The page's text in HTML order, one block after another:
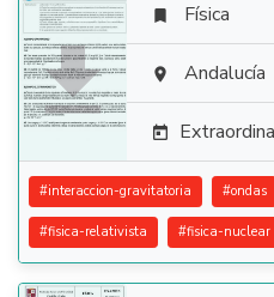

 Física
 Andalucía

#interaccion-gravitatoria #ondas
#fisica-relativista #fisica-nuclear